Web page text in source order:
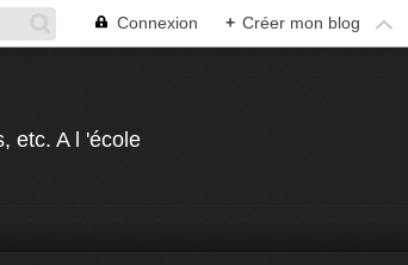
Connexion + Créer mon blog
etc. A l 'école